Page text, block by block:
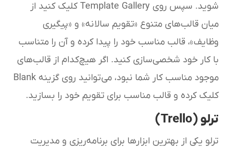
شوید. سپس روی Template Gallery کلیک کنید از
میان قالب‌های متنوع «تقویم سالانه» و «پیگیری
وظایف»، قالب مناسب خود را پیدا کرده و آن را متناسب
با کار خود شخصی‌سازی کنید. اگر هیچ‌کدام از قالب‌های
موجود مناسب کار شما نبود، می‌توانید روی گزینه Blank
کلیک کرده و قالب مناسب برای تقویم خود را بسازید.
ترلو (Trello)
ترلو یکی از بهترین ابزارها برای برنامه‌ریزی و مدیریت